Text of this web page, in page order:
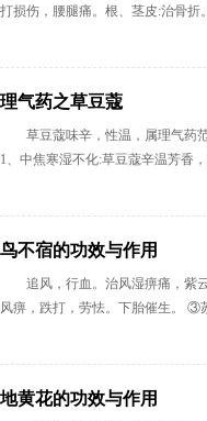
打损伤，腰腿痛。根、茎皮:治骨折
理气药之草豆蔻
草豆蔻味辛，性温，属理气药
1、中焦寒湿不化:草豆蔻辛温芳香
鸟不宿的功效与作用
追风，行血。治风湿痹痛，紫
风痹，跌打，劳怯。下胎催生。 ③
地黄花的功效与作用